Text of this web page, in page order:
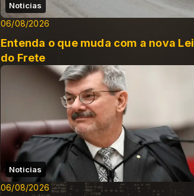
Noticias
06/08/2026
Entenda o que muda com a nova Lei
do Frete
Noticias
06/08/2026